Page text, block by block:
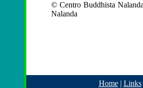
© Centro Buddhista
Nalanda
Home| Links